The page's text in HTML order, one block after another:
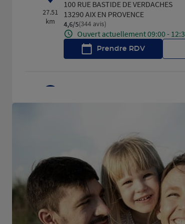
27.51
km
100 RUE BASTIDE DE VERDACHES
13290 AIX EN PROVENCE
4,6/5Note de 4.6 sur 5
(344 avis)
Ouvert actuellement 09:00 -
Prendre RDV
Ouvert actuellement 09:00 -
Prendre RDV
5
35.92
TOULON
QUAI DES SOUS MARINIERS